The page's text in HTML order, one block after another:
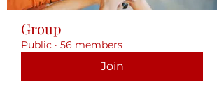
Group
Public · 56 members
Join